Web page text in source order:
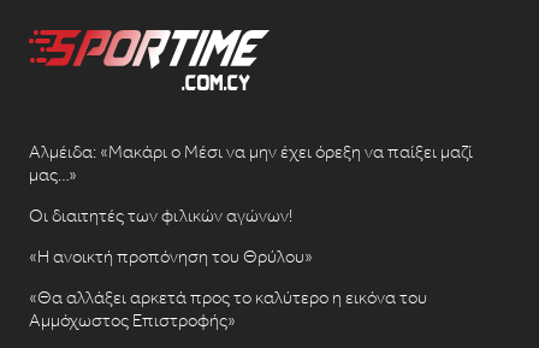
Αλμέιδα: «Μακάρι ο Μέσι να μην έχει όρεξη να παίξει μαζί
μας…»
Οι διαιτητές των φιλικών αγώνων!
«Η ανοικτή προπόνηση του Θρύλου»
«Θα αλλάξει αρκετά προς το καλύτερο η εικόνα του
Αμμόχωστος Επιστροφής»